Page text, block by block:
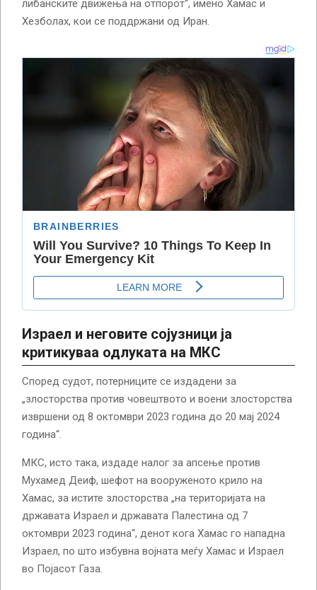
либанските движења на отпорот“, имено Хамас и
Хезболах, кои се поддржани од Иран.
Израел и неговите сојузници ја
критикуваа одлуката на МКС
Според судот, потерниците се издадени за
„злосторства против човештвото и воени злосторства
извршени од 8 октомври 2023 година до 20 мај 2024
година“.
МКС, исто така, издаде налог за апсење против
Мухамед Деиф, шефот на вооруженото крило на
Хамас, за истите злосторства „на територијата на
државата Израел и државата Палестина од 7
октомври 2023 година“, денот кога Хамас го нападна
Израел, по што избувна војната меѓу Хамас и Израел
во Појасот Газа.